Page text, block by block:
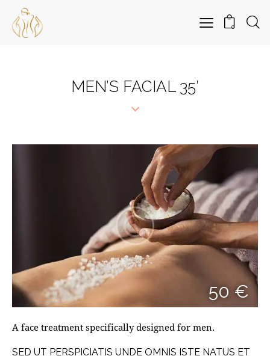
0
MEN’S FACIAL 35′
50 €
A face treatment specifically designed for men.
SED UT PERSPICIATIS UNDE OMNIS ISTE NATUS ET